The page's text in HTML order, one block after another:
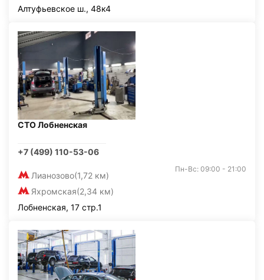
Алтуфьевское ш., 48к4
СТО Лобненская
+7 (499) 110-53-06
Лианозово(1,72 км)
Яхромская(2,34 км)
Пн-Вс: 09:00 - 21:00
Лобненская, 17 стр.1